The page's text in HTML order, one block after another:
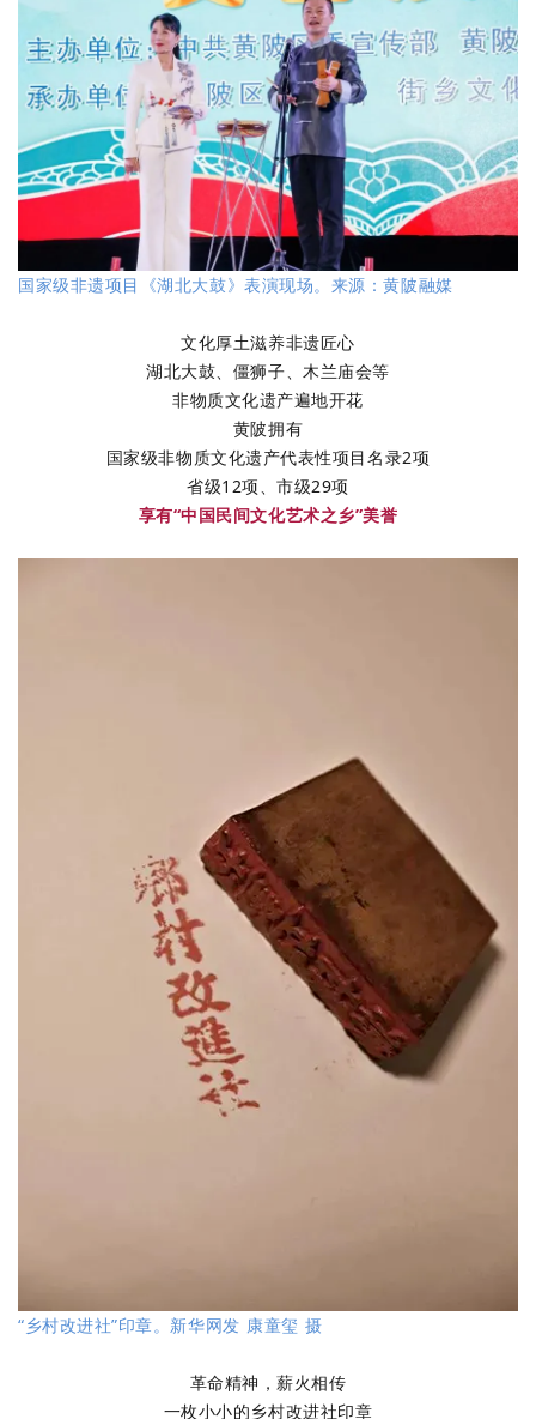
国家级非遗项目《湖北大鼓》表演现场。来源：黄陂融媒
文化厚土滋养非遗匠心
湖北大鼓、僵狮子、木兰庙会等
非物质文化遗产遍地开花
黄陂拥有
国家级非物质文化遗产代表性项目名录2项
省级12项、市级29项
享有“中国民间文化艺术之乡”美誉
“乡村改进社”印章。新华网发 康童玺 摄
革命精神，薪火相传
一枚小小的乡村改进社印章